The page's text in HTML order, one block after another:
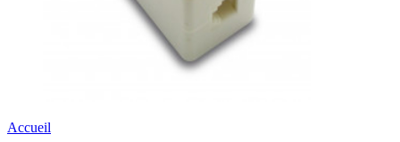
Accueil